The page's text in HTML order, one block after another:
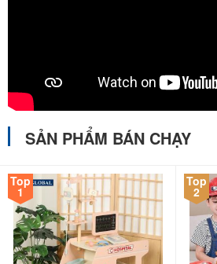
SẢN PHẨM BÁN CHẠY
Top
1
Top
2